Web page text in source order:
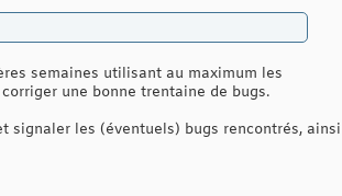
semaines utilisant au maximum les
une bonne trentaine de bugs.
signaler les (éventuels) bugs rencontrés, ainsi